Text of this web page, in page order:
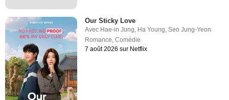
Our Sticky Love
Avec Hae-in Jung, Ha Young,Seo Jung-Yeon
Romance,Comédie
7 août 2026 sur Netflix